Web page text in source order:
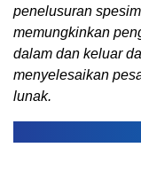
penelusuran
memungkinkan
dalam dan keluar
menyelesaikan
lunak.